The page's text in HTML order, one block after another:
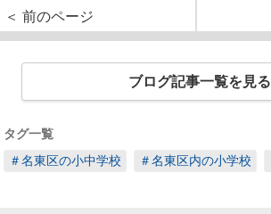
＜ 前のページ
ブログ記事一覧を見る
タグ一覧
＃名東区の小中学校
＃名東区内の小学校